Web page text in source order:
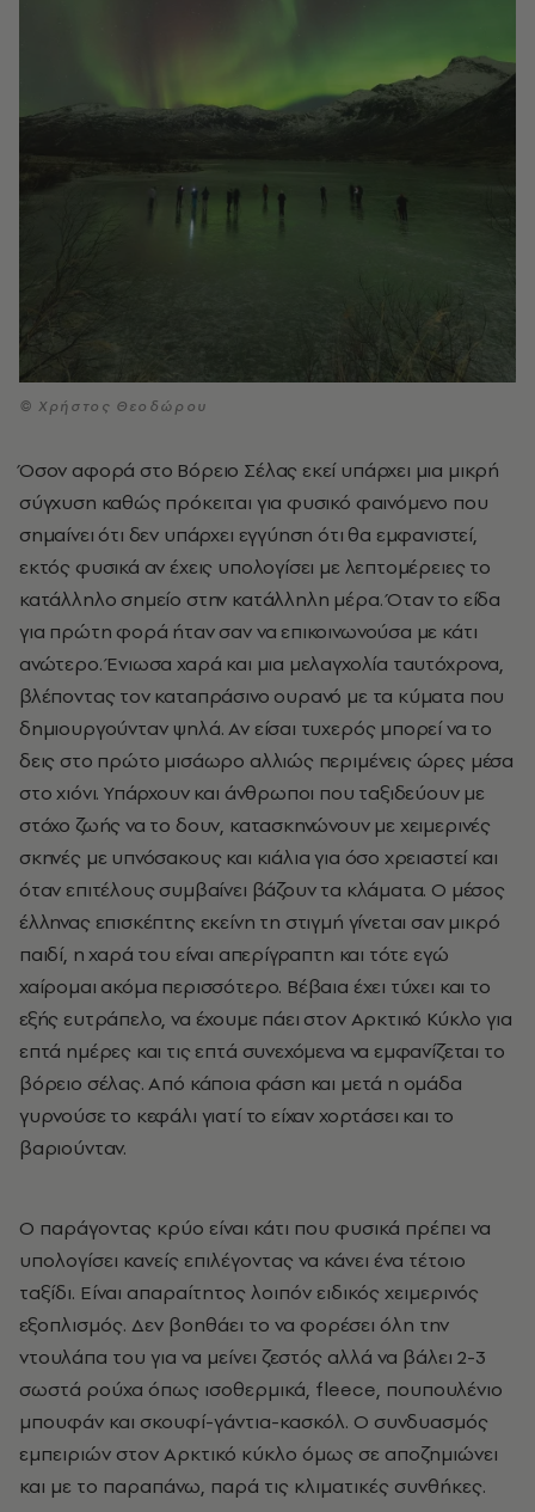
© Xρήστος Θεοδώρου
Όσον αφορά στο Βόρειο Σέλας εκεί υπάρχει μια μικρή
σύγχυση καθώς πρόκειται για φυσικό φαινόμενο που
σημαίνει ότι δεν υπάρχει εγγύηση ότι θα εμφανιστεί,
εκτός φυσικά αν έχεις υπολογίσει με λεπτομέρειες το
κατάλληλο σημείο στην κατάλληλη μέρα.Όταν το είδα
για πρώτη φορά ήταν σαν να επικοινωνούσα με κάτι
ανώτερο. Ένιωσα χαρά και μια μελαγχολία ταυτόχρονα,
βλέποντας τον καταπράσινο ουρανό με τα κύματα που
δημιουργούνταν ψηλά.Αν είσαι τυχερός μπορεί να το
δεις στο πρώτο μισάωρο αλλιώς περιμένεις ώρες μέσα
στο χιόνι. Υπάρχουν και άνθρωποι που ταξιδεύουν με
στόχο ζωής να το δουν, κατασκηνώνουν με χειμερινές
σκηνές με υπνόσακους και κιάλια για όσο χρειαστεί και
όταν επιτέλους συμβαίνει βάζουν τα κλάματα. Ο μέσος
έλληνας επισκέπτης εκείνη τη στιγμή γίνεται σαν μικρό
παιδί, η χαρά του είναι απερίγραπτη και τότε εγώ
χαίρομαι ακόμα περισσότερο. Bέβαια έχει τύχει και το
εξής ευτράπελο, να έχουμε πάει στον Αρκτικό Κύκλο για
επτά ημέρες και τις επτά συνεχόμενα να εμφανίζεται το
βόρειο σέλας. Από κάποια φάση και μετά η ομάδα
γυρνούσε το κεφάλι γιατί το είχαν χορτάσει και το
βαριούνταν.
Ο παράγοντας κρύο είναι κάτι που φυσικά πρέπει να
υπολογίσει κανείς επιλέγοντας να κάνει ένα τέτοιο
ταξίδι. Είναι απαραίτητος λοιπόν ειδικός χειμερινός
εξοπλισμός. Δεν βοηθάει το να φορέσει όλη την
ντουλάπα του για να μείνει ζεστός αλλά να βάλει 2-3
σωστά ρούχα όπως ισοθερμικά, fleece, πουπουλένιο
μπουφάν και σκουφί-γάντια-κασκόλ. Ο συνδυασμός
εμπειριών στον Αρκτικό κύκλο όμως σε αποζημιώνει
και με το παραπάνω, παρά τις κλιματικές συνθήκες.